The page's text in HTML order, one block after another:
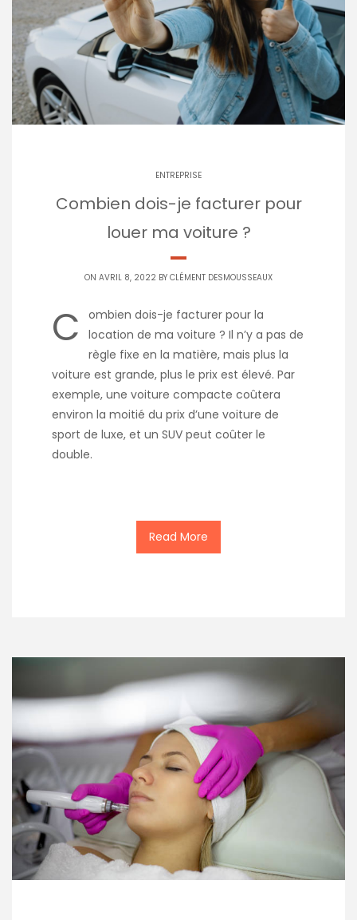
ENTREPRISE
Combien dois-je facturer pour
louer ma voiture ?
ON AVRIL 8, 2022 BY CLÉMENT DESMOUSSEAUX
C
ombien dois-je facturer pour la
location de ma voiture ? Il n’y a pas de
règle fixe en la matière, mais plus la
voiture est grande, plus le prix est élevé. Par
exemple, une voiture compacte coûtera
environ la moitié du prix d’une voiture de
sport de luxe, et un SUV peut coûter le
double.
Read More